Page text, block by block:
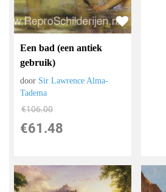
Een bad (een antiek
gebruik)
door Sir Lawrence Alma-
Tadema
€106.00
€61.48